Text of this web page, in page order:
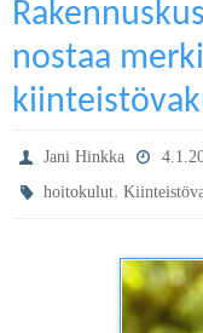
nostaa
Jani Hinkka
hoitokulut,